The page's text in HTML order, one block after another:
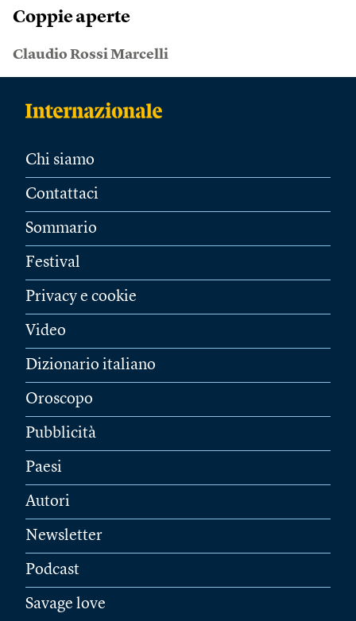
Coppie aperte
Claudio Rossi Marcelli
Chi siamo
Contattaci
Sommario
Festival
Privacy e cookie
Video
Dizionario italiano
Oroscopo
Pubblicità
Paesi
Autori
Newsletter
Podcast
Savage love